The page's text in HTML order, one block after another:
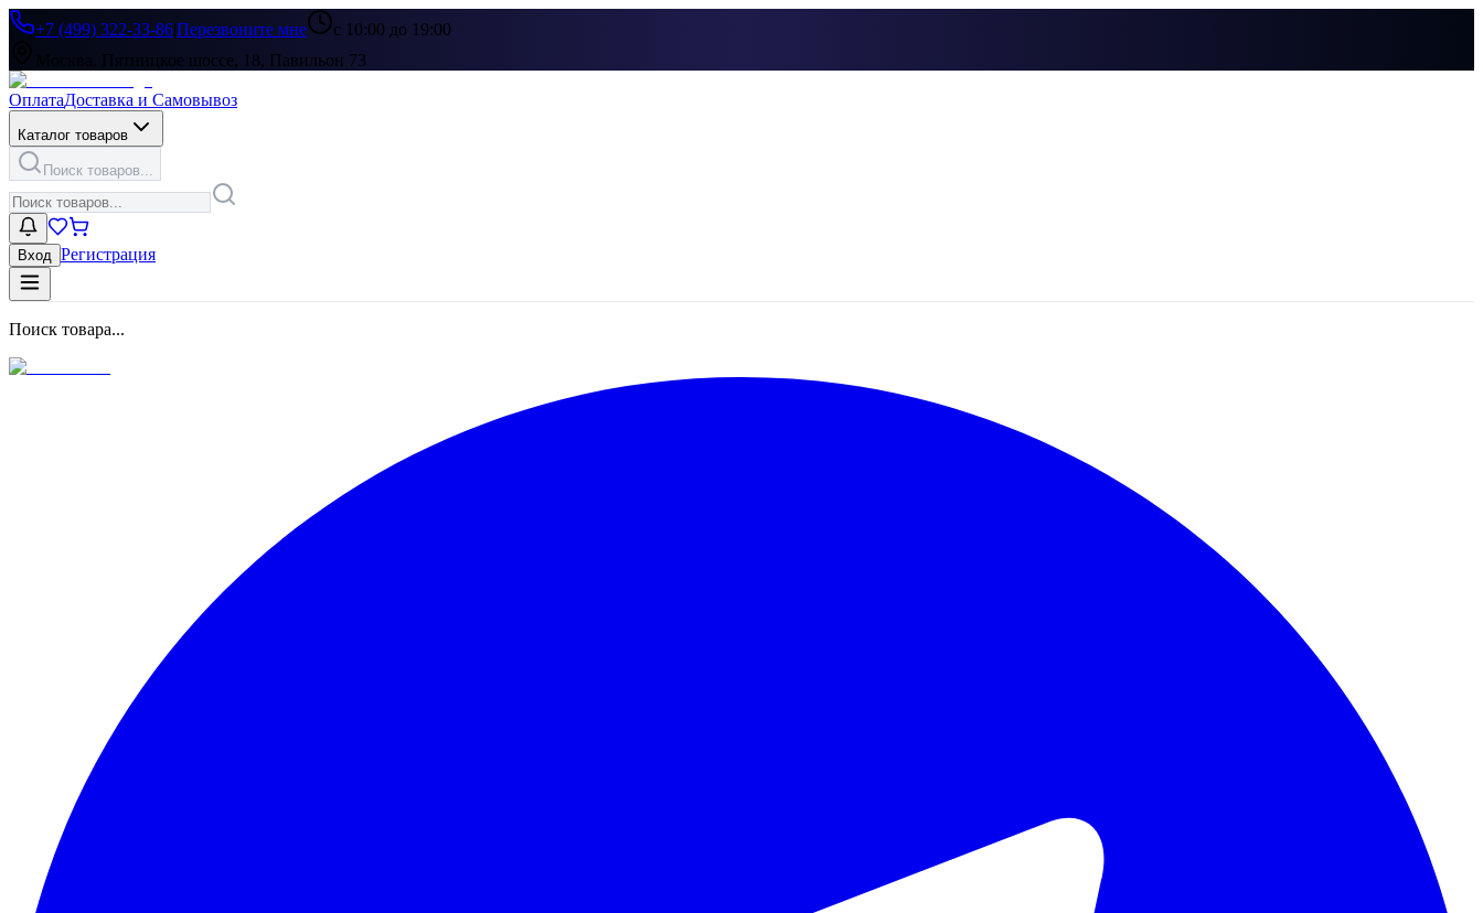
+7 (499) 322-33-86|Перезвоните мне
с 10:00 до 19:00
Москва, Пятницкое шоссе, 18, Павильон 73
ОплатаДоставка и Самовывоз
Каталог товаров
Поиск товаров...
Вход Регистрация
Поиск товара...